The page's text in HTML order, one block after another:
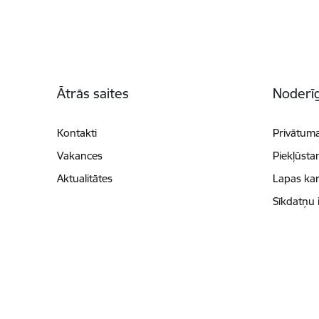
Ātrās saites
Kontakti
Vakances
Aktualitātes
Lapas
Sīkdatņu